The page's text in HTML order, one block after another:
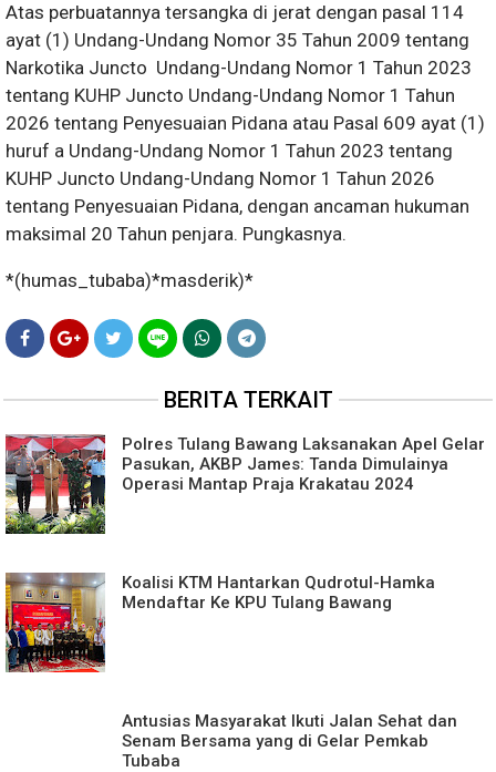
Atas perbuatannya tersangka di jerat dengan pasal 114
ayat (1) Undang-Undang Nomor 35 Tahun 2009 tentang
Narkotika Juncto Undang-Undang Nomor 1 Tahun 2023
tentang KUHP Juncto Undang-Undang Nomor 1 Tahun
2026 tentang Penyesuaian Pidana atau Pasal 609 ayat (1)
huruf a Undang-Undang Nomor 1 Tahun 2023 tentang
KUHP Juncto Undang-Undang Nomor 1 Tahun 2026
tentang Penyesuaian Pidana, dengan ancaman hukuman
maksimal 20 Tahun penjara. Pungkasnya.
‎*(humas_tubaba)*masderik)*
BERITA TERKAIT
Polres Tulang Bawang Laksanakan Apel Gelar
Pasukan, AKBP James: Tanda Dimulainya
Operasi Mantap Praja Krakatau 2024
Koalisi KTM Hantarkan Qudrotul-Hamka
Mendaftar Ke KPU Tulang Bawang
Antusias Masyarakat Ikuti Jalan Sehat dan
Senam Bersama yang di Gelar Pemkab
Tubaba